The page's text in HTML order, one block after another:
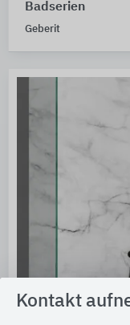
Badserien
Geberit
Kontakt